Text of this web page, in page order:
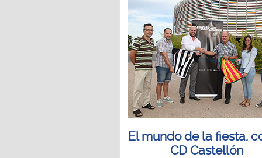
El mundo de la fiesta,
CD Castellón